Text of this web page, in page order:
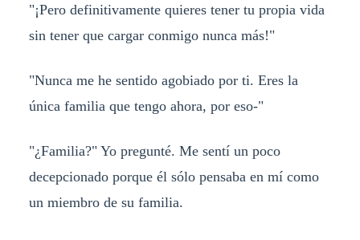
"¡Pero definitivamente quieres tener tu propia vida
sin tener que cargar conmigo nunca más!"
"Nunca me he sentido agobiado por ti. Eres la
única familia que tengo ahora, por eso-"
"¿Familia?" Yo pregunté. Me sentí un poco
decepcionado porque él sólo pensaba en mí como
un miembro de su familia.